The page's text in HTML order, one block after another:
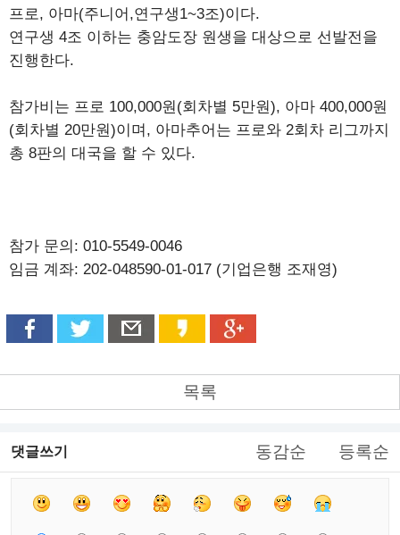
프로, 아마(주니어,연구생1~3조)이다.
연구생 4조 이하는 충암도장 원생을 대상으로 선발전을
진행한다.
참가비는 프로 100,000원(회차별 5만원), 아마 400,000원
(회차별 20만원)이며, 아마추어는 프로와 2회차 리그까지
총 8판의 대국을 할 수 있다.
참가 문의: 010-5549-0046
임금 계좌: 202-048590-01-017 (기업은행 조재영)
목록
댓글쓰기 동감순 등록순